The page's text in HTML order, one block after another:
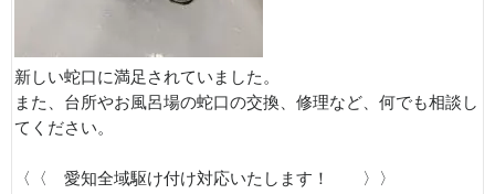
新しい蛇口に満足されていました。
また、台所やお風呂場の蛇口の交換、修理など、何でも相談し
てください。
〈〈 愛知全域駆け付け対応いたします！ 〉〉